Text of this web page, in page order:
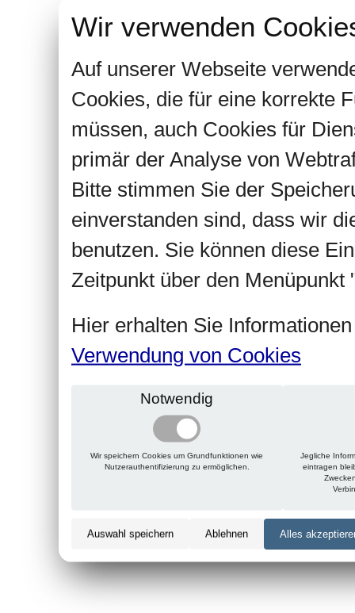
Wir verwenden
Auf unserer Webseite
Cookies, die für eine korrekte
müssen, auch Cookies für
primär der Analyse von
Bitte stimmen Sie der
einverstanden sind, dass wir
benutzen. Sie können diese
Zeitpunkt über den Menüpunkt
Hier erhalten Sie
Verwendung von Cookies
Notwendig
Wir speichern Cookies um Grundfunktionen wie
Nutzerauthentifizierung zu ermöglichen.
Jegliche
eintragen
Auswahl speichern Ablehnen Alles